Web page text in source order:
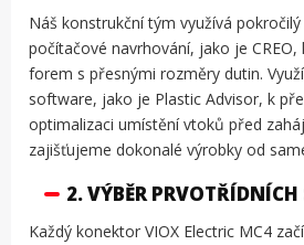
Náš konstrukční tým využívá
počítačové navrhování, jako je
forem s přesnými rozměry dutin.
software, jako je Plastic Advisor, k
optimalizaci umístění vtoků před
zajišťujeme dokonalé výrobky od
2. VÝBĚR
Každý konektor VIOX Electric MC4